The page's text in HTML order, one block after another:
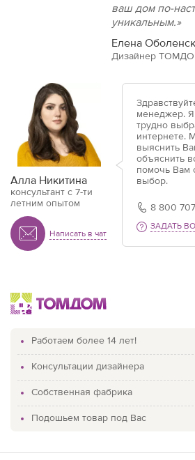
ваш дом по-
уникальным.»
Елена
Дизайнер
Алла Никитина
консультант с 7-ти
летним опытом
Написать в чат
менеджер.
трудно
интернете.
выяснить
объяснить
помочь Вам
выбор.
8 800
ЗАДАТЬ
Работаем более 14 лет!
Консультации дизайнера
Собственная фабрика
Подошьем товар под Вас